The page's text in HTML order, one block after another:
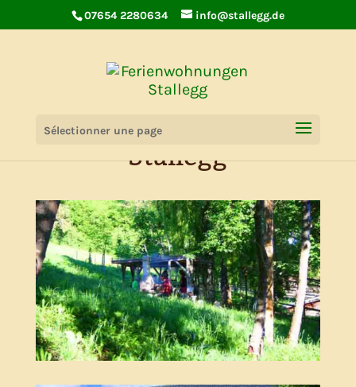
07654 2280634 info@stallegg.de
Sélectionner une page
Appartements Hof
Stallegg